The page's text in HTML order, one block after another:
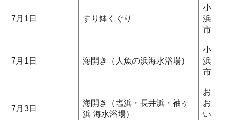
7月1日 すり鉢くぐり
小
浜
市
7月1日 海開き（人魚の浜海水浴場）
小
浜
市
7月3日
海開き（塩浜・長井浜・袖ヶ
浜 海水浴場）
お
お
い